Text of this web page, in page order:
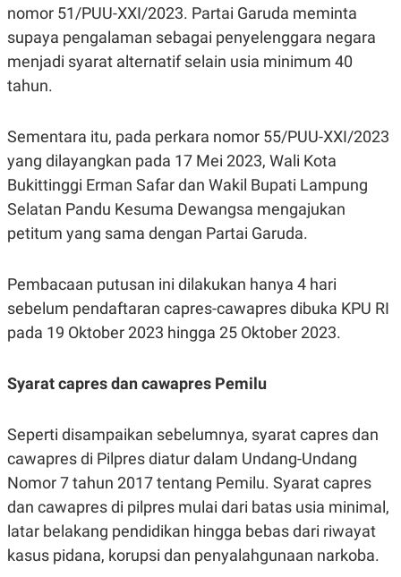
A
I
D
OF
PEDOMAN
PEMBERITAAN
SIBER
PRIVACY
POLICY
nomor 51/PUU-XXI/2023. Partai Garuda meminta
supaya pengalaman sebagai penyelenggara negara
menjadi syarat alternatif selain usia minimum 40
tahun.
Sementara itu, pada perkara nomor 55/PUU-XXI/2023
yang dilayangkan pada 17 Mei 2023, Wali Kota
Bukittinggi Erman Safar dan Wakil Bupati Lampung
Selatan Pandu Kesuma Dewangsa mengajukan
petitum yang sama dengan Partai Garuda.
Pembacaan putusan ini dilakukan hanya 4 hari
sebelum pendaftaran capres-cawapres dibuka KPU RI
pada 19 Oktober 2023 hingga 25 Oktober 2023.
Syarat capres dan cawapres Pemilu
Seperti disampaikan sebelumnya, syarat capres dan
cawapres di Pilpres diatur dalam Undang-Undang
Nomor 7 tahun 2017 tentang Pemilu. Syarat capres
dan cawapres di pilpres mulai dari batas usia minimal,
latar belakang pendidikan hingga bebas dari riwayat
kasus pidana, korupsi dan penyalahgunaan narkoba.